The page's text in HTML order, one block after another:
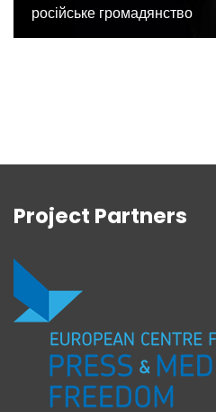
російське громадянство
Project Partners